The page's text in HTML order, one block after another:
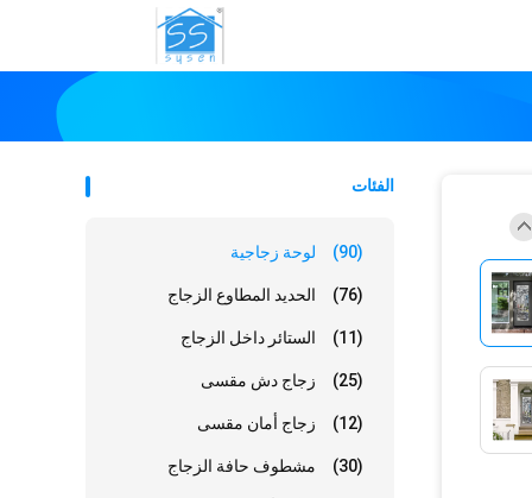
الفئات
لوحة زجاجية (90)
الحديد المطاوع الزجاج (76)
الستائر داخل الزجاج (11)
زجاج دش مقسى (25)
زجاج أمان مقسى (12)
مشطوف حافة الزجاج (30)